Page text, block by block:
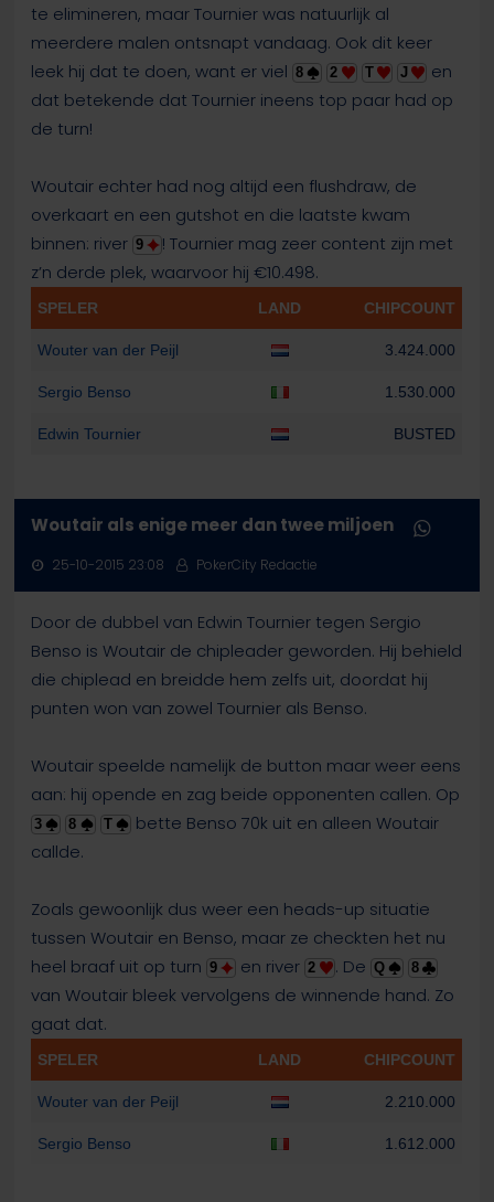
te elimineren, maar Tournier was natuurlijk al
meerdere malen ontsnapt vandaag. Ook dit keer
leek hij dat te doen, want er viel 8 2 T J
en
dat betekende dat Tournier ineens top paar had op
de turn!
Woutair echter had nog altijd een flushdraw, de
overkaart en een gutshot en die laatste kwam
binnen: river 9
! Tournier mag zeer content zijn met
z’n derde plek, waarvoor hij €10.498.
SPELER LAND CHIPCOUNT
Wouter van der Peijl 3.424.000
Sergio Benso 1.530.000
Edwin Tournier BUSTED
Woutair als enige meer dan twee miljoen
25-10-2015 23:08 PokerCity Redactie
Door de dubbel van Edwin Tournier tegen Sergio
Benso is Woutair de chipleader geworden. Hij behield
die chiplead en breidde hem zelfs uit, doordat hij
punten won van zowel Tournier als Benso.
Woutair speelde namelijk de button maar weer eens
aan: hij opende en zag beide opponenten callen. Op
3 8 T
bette Benso 70k uit en alleen Woutair
callde.
Zoals gewoonlijk dus weer een heads-up situatie
tussen Woutair en Benso, maar ze checkten het nu
heel braaf uit op turn 9 en river 2 . De Q 8
van Woutair bleek vervolgens de winnende hand. Zo
gaat dat.
SPELER LAND CHIPCOUNT
Wouter van der Peijl 2.210.000
Sergio Benso 1.612.000